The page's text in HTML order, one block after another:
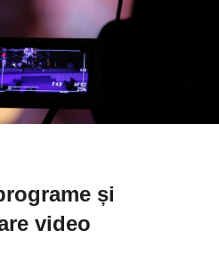
și
video